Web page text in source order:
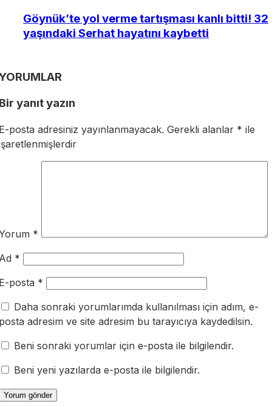
Göynük’te yol verme tartışması kanlı bitti! 32
yaşındaki Serhat hayatını kaybetti
yanıt yazın
posta adresiniz yayınlanmayacak. Gerekli alanlar * ile
*
*
posta *
Daha sonraki yorumlarımda kullanılması için adım, e-
adresim ve site adresim bu tarayıcıya kaydedilsin.
Beni sonraki yorumlar için e-posta ile bilgilendir.
Beni yeni yazılarda e-posta ile bilgilendir.